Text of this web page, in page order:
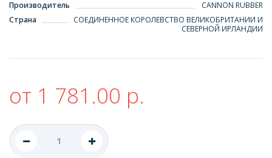
Производитель
CANNON RUBBER
Страна
СОЕДИНЕННОЕ КОРОЛЕВСТВО ВЕЛИКОБРИТАНИИ И
СЕВЕРНОЙ ИРЛАНДИИ
от 1 781.00 р.